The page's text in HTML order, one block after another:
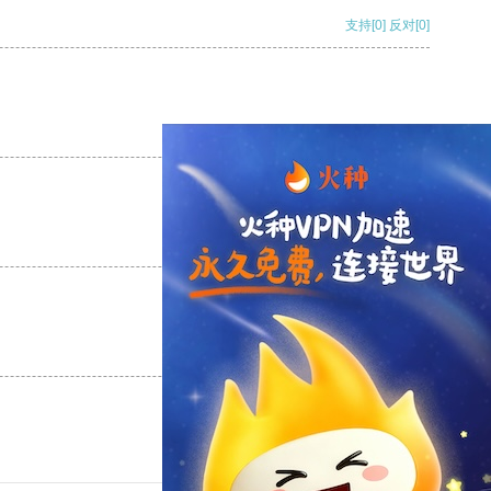
支持[0] 反对[0]
支持 [0] 反对 [0]
支持